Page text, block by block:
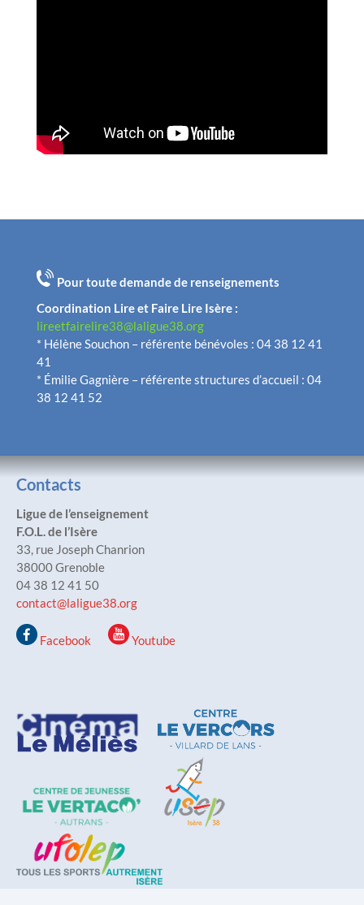
Pour toute demande de renseignements
Coordination Lire et Faire Lire Isère :
lireetfairelire38@laligue38.org
* Hélène Souchon – référente bénévoles : 04 38 12 41
41
* Émilie Gagnière – référente structures d’accueil : 04
38 12 41 52
Contacts
Ligue de l’enseignement
F.O.L. de l’Isère
33, rue Joseph Chanrion
38000 Grenoble
04 38 12 41 50
contact@laligue38.org
Facebook Youtube